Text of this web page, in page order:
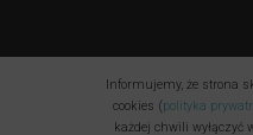
Informujemy, że strona
cookies (polityka
każdej chwili